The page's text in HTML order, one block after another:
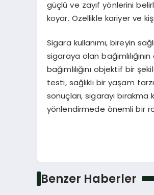
güçlü ve zayıf yönlerini
koyar. Özellikle kariyer ve
Sigara kullanımı, bireyin
sigaraya olan
bağımlılığını objektif bir
testi, sağlıklı bir yaşam
sonuçları, sigarayı
yönlendirmede önemli bir
Benzer Haberler